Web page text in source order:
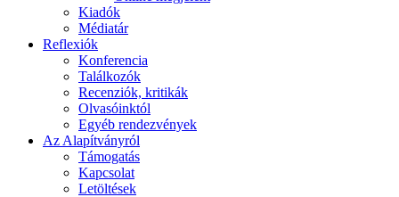
Kiadók
Médiatár
Reflexiók
Konferencia
Találkozók
Recenziók, kritikák
Olvasóinktól
Egyéb rendezvények
Az Alapítványról
Támogatás
Kapcsolat
Letöltések